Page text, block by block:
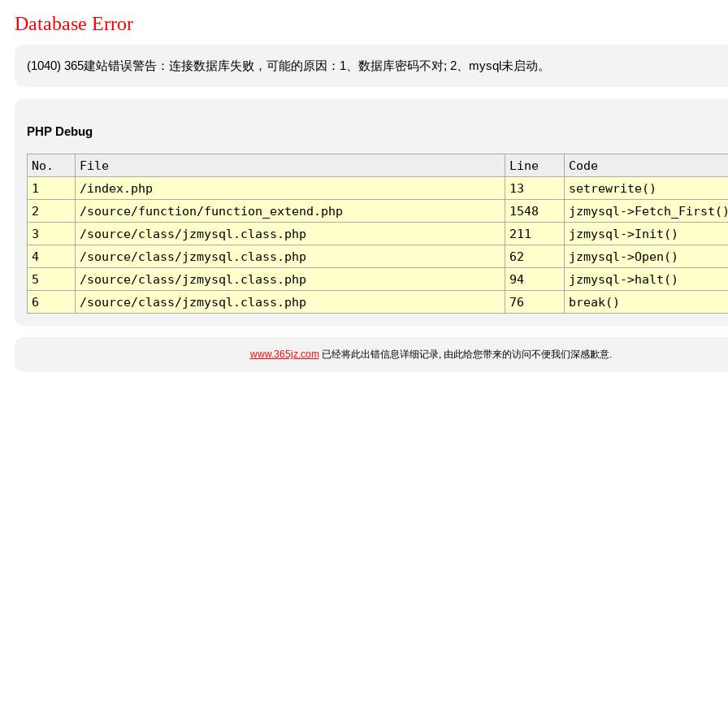
Database Error
(1040) 365建站错误警告：连接数据库失败，可能的原因：1、数据库密码不对; 2、mysql未启动。
PHP Debug
No. File Line
Code
1
/index.php 13
setrewrite()
2
/source/function/function_extend.php 1548
jzmysql-
3
/source/class/jzmysql.class.php 211
jzmysql->Init()
4
/source/class/jzmysql.class.php 62
jzmysql->Open()
5
/source/class/jzmysql.class.php 94
jzmysql->halt()
6
/source/class/jzmysql.class.php 76 break()
www.365jz.com已经将此出错信息详细记录, 由此给您带来的访问不便我们深感歉意.